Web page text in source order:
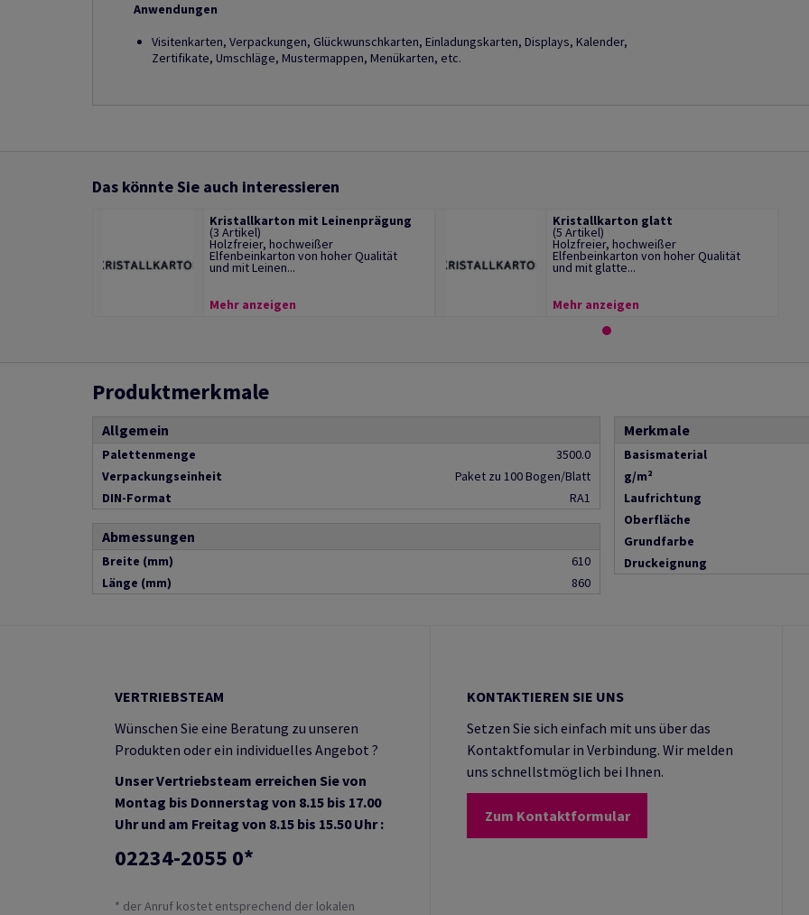
Anwendungen
Visitenkarten, Verpackungen, Glückwunschkarten, Einladungskarten, Displays, Kalender,
Zertifikate, Umschläge, Mustermappen, Menükarten, etc.
Das könnte Sie auch interessieren
Kristallkarton mit Leinenprägung
(3 Artikel)
Holzfreier, hochweißer
Elfenbeinkarton von hoher Qualität
und mit Leinen...
Mehr anzeigen
Kristallkarton glatt
(5 Artikel)
Holzfreier, hochweißer
Elfenbeinkarton von hoher Qualität
und mit glatte...
Mehr anzeigen
Produktmerkmale
Allgemein
Palettenmenge
3500.0
Verpackungseinheit
Paket zu 100 Bogen/Blatt
DIN-Format
RA1
Abmessungen
Breite (mm)
610
Länge (mm)
860
Merkmale
Basismaterial
g/m²
Laufrichtung
Oberfläche
Grundfarbe
Druckeignung
VERTRIEBSTEAM
Wünschen Sie eine Beratung zu unseren
Produkten oder ein individuelles Angebot ?
Unser Vertriebsteam erreichen Sie von
Montag bis Donnerstag von 8.15 bis 17.00
Uhr und am Freitag von 8.15 bis 15.50 Uhr :
02234-2055 0*
* der Anruf kostet entsprechend der lokalen
KONTAKTIEREN SIE UNS
Setzen Sie sich einfach mit uns über das
Kontaktfomular in Verbindung. Wir melden
uns schnellstmöglich bei Ihnen.
Zum Kontaktformular